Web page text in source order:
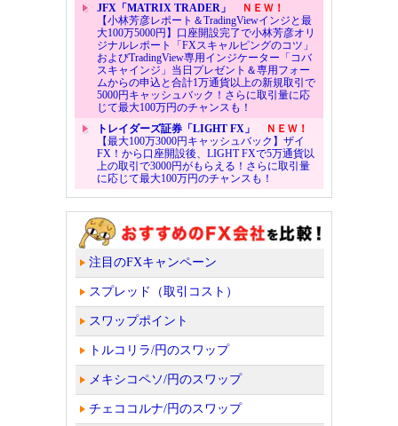
JFX「MATRIX TRADER」
ＮＥＷ！
【小林芳彦レポート＆TradingViewインジと最
大100万5000円】口座開設完了で小林芳彦オリ
ジナルレポート「FXスキャルピングのコツ」
およびTradingView専用インジケーター「コバ
スキャインジ」当日プレゼント＆専用フォー
ムからの申込と合計1万通貨以上の新規取引で
5000円キャッシュバック！さらに取引量に応
じて最大100万円のチャンスも！
トレイダーズ証券「LIGHT FX」
ＮＥＷ！
【最大100万3000円キャッシュバック】ザイ
FX！から口座開設後、LIGHT FXで5万通貨以
上の取引で3000円がもらえる！さらに取引量
に応じて最大100万円のチャンスも！
注目のFXキャンペーン
スプレッド（取引コスト）
スワップポイント
トルコリラ/円のスワップ
メキシコペソ/円のスワップ
チェココルナ/円のスワップ